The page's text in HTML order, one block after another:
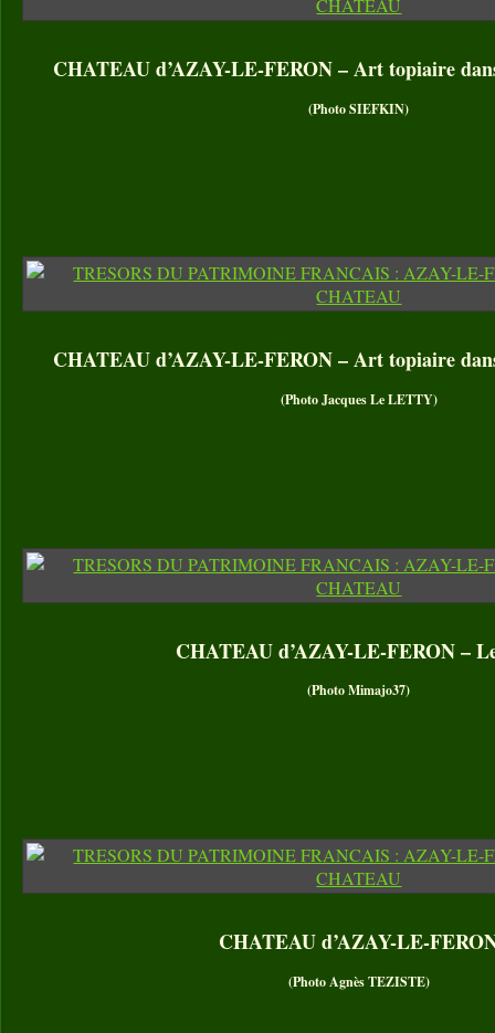
CHATEAU d’AZAY-LE-FERON – Art topiaire
(Photo SIEFKIN)
CHATEAU d’AZAY-LE-FERON – Art topiaire
(Photo Jacques Le LETTY)
CHATEAU d’AZAY-LE-FERON –
(Photo Mimajo37)
CHATEAU d’AZAY-LE-
(Photo Agnès TEZISTE)